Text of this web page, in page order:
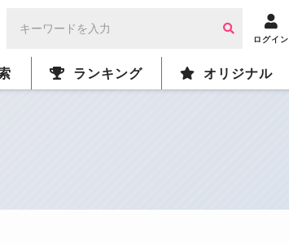
ログイン
ランキング オリジナル